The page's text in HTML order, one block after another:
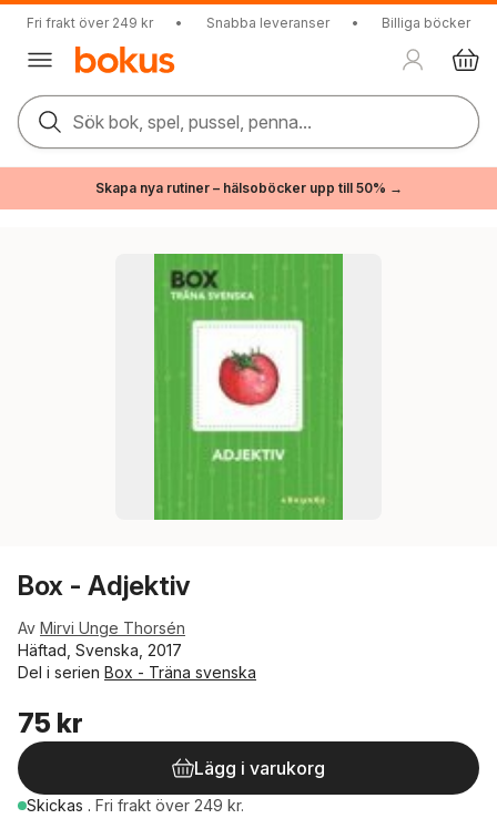
Fri frakt över 249 kr • Snabba leveranser • Billiga böcker
Sök bok, spel, pussel, penna...
Skapa nya rutiner – hälsoböcker upp till 50% →
Box - Adjektiv
Av Mirvi Unge Thorsén
Häftad, Svenska, 2017
Del i serien Box - Träna svenska
75 kr
Lägg i varukorg
Skickas . Fri frakt över 249 kr.